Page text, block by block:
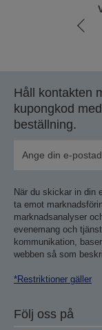
Gå
Håll kontakten
kupongkod med
beställning.
När du skickar in din
ta emot
marknadsanalyser
evenemang och
kommunikation,
webben så som
*Restriktioner gäller
Följ oss på